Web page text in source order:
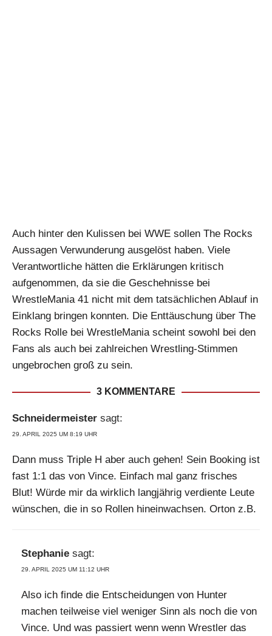
Auch hinter den Kulissen bei WWE sollen The Rocks
Aussagen Verwunderung ausgelöst haben. Viele
Verantwortliche hätten die Erklärungen kritisch
aufgenommen, da sie die Geschehnisse bei
WrestleMania 41 nicht mit dem tatsächlichen Ablauf in
Einklang bringen konnten. Die Enttäuschung über The
Rocks Rolle bei WrestleMania scheint sowohl bei den
Fans als auch bei zahlreichen Wrestling-Stimmen
ungebrochen groß zu sein.
3 KOMMENTARE
Schneidermeister sagt:
29. APRIL 2025 UM 8:19 UHR
Dann muss Triple H aber auch gehen! Sein Booking ist
fast 1:1 das von Vince. Einfach mal ganz frisches
Blut! Würde mir da wirklich langjährig verdiente Leute
wünschen, die in so Rollen hineinwachsen. Orton z.B.
Stephanie sagt:
29. APRIL 2025 UM 11:12 UHR
Also ich finde die Entscheidungen von Hunter
machen teilweise viel weniger Sinn als noch die von
Vince. Und was passiert wenn wenn Wrestler das